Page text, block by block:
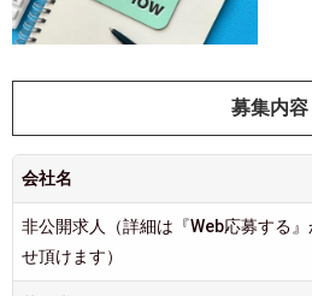
募集内容
会社名
非公開求人（詳細は『Web応募する
せ頂けます）